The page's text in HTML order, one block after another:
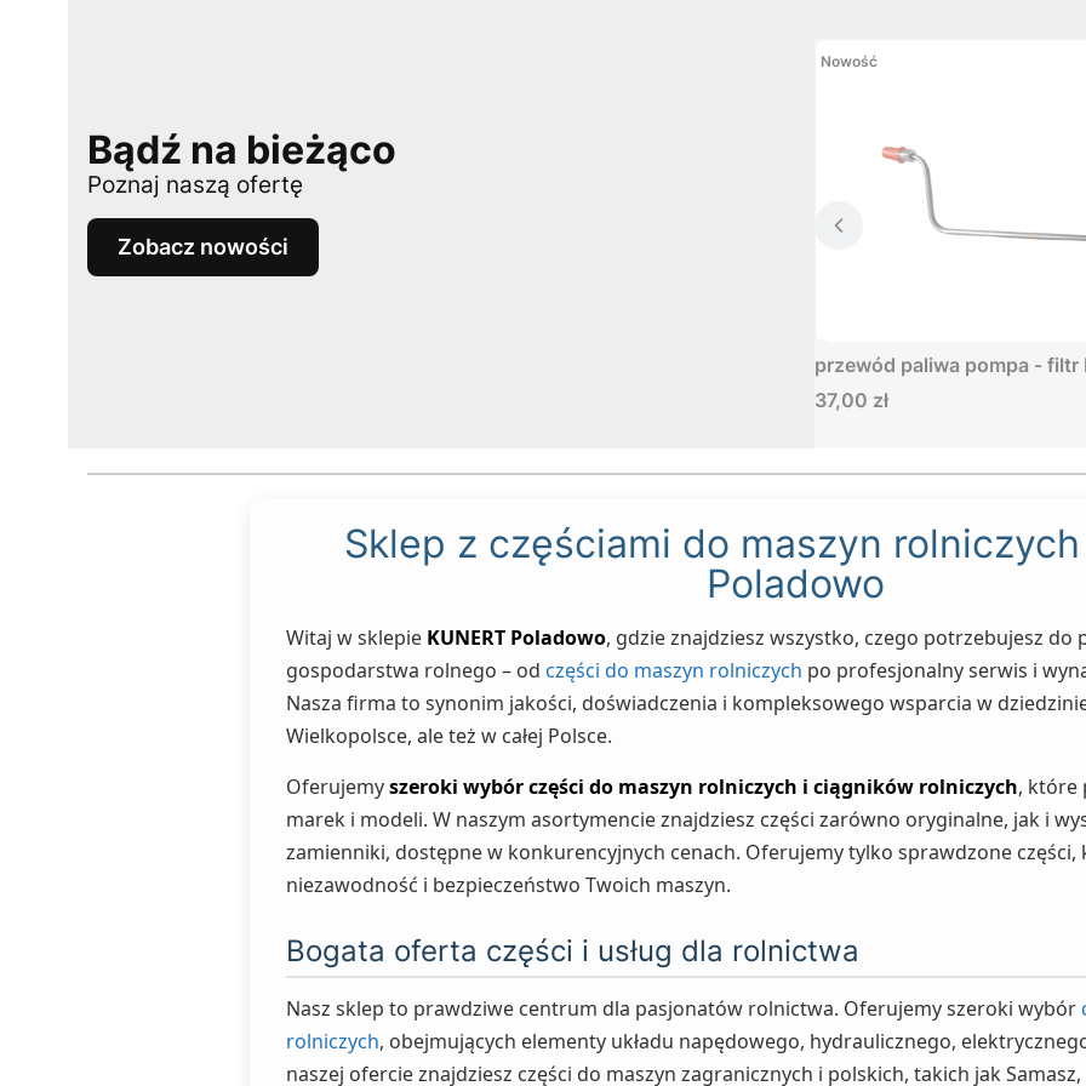
Bądź na bieżąco
Poznaj naszą ofertę
Zobacz nowości
Nowość
przewód paliwa pompa - filtr
Cena
37,00 zł
Sklep z częściami do maszyn rolniczych
Poladowo
Witaj w sklepie KUNERT Poladowo, gdzie znajdziesz wszystko, czego potrzebujesz do
gospodarstwa rolnego – od części do maszyn rolniczych po profesjonalny serwis i
Nasza firma to synonim jakości, doświadczenia i kompleksowego wsparcia w
Wielkopolsce, ale też w całej Polsce.
Oferujemyszeroki wybór części do maszyn rolniczych i ciągników rolniczych, które
marek i modeli. W naszym asortymencie znajdziesz części zarówno oryginalne, jak i
zamienniki, dostępne w konkurencyjnych cenach. Oferujemy tylko sprawdzone
niezawodność i bezpieczeństwo Twoich maszyn.
Bogata oferta części i usług dla rolnictwa
Nasz sklep to prawdziwe centrum dla pasjonatów rolnictwa. Oferujemy szeroki wybór
rolniczych, obejmujących elementy układu napędowego, hydraulicznego,
naszej ofercie znajdziesz części do maszyn zagranicznych i polskich, takich jak